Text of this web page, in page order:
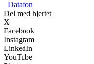
Datafon
Del med hjertet
X
Facebook
Instagram
LinkedIn
YouTube